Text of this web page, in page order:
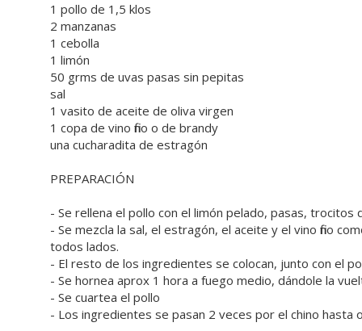
1 pollo de 1,5 klos
2 manzanas
1 cebolla
1 limón
50 grms de uvas pasas sin pepitas
sal
1 vasito de aceite de oliva virgen
1 copa de vino fino o de brandy
una cucharadita de estragón
PREPARACIÓN
- Se rellena el pollo con el limón pelado, pasas, trocitos
- Se mezcla la sal, el estragón, el aceite y el vino fino
todos lados.
- El resto de los ingredientes se colocan, junto con el
- Se hornea aprox 1 hora a fuego medio, dándole la
- Se cuartea el pollo
- Los ingredientes se pasan 2 veces por el chino hasta